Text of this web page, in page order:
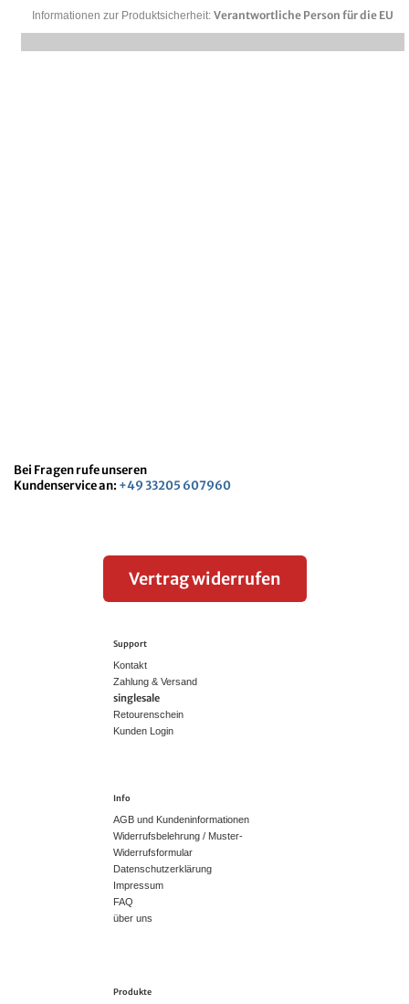
Informationen zur Produktsicherheit: Verantwortliche Person für die EU
Bei Fragen rufe unseren
Kundenservice an: +49 33205 607960
Vertrag widerrufen
Support
Kontakt
Zahlung & Versand
singlesale
Retourenschein
Kunden Login
Info
AGB und Kundeninformationen
Widerrufsbelehrung / Muster-
Widerrufsformular
Datenschutzerklärung
Impressum
FAQ
über uns
Produkte